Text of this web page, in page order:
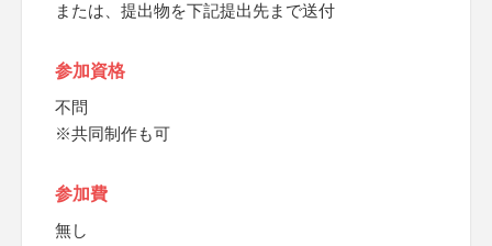
または、提出物を下記提出先まで送付
参加資格
不問
※共同制作も可
参加費
無し